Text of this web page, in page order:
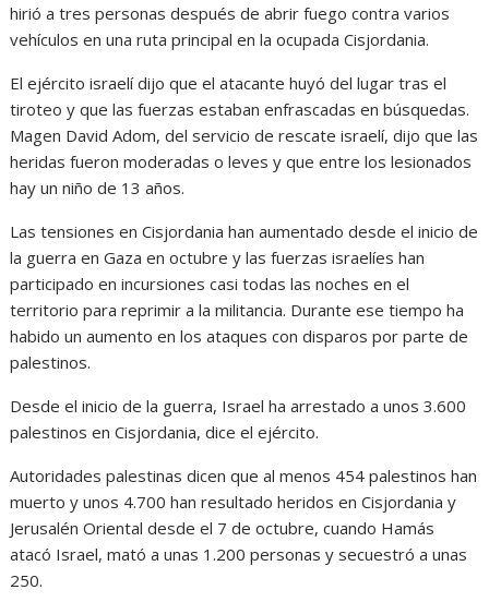
hirió a tres personas después de abrir fuego contra varios
vehículos en una ruta principal en la ocupada Cisjordania.
El ejército israelí dijo que el atacante huyó del lugar tras el
tiroteo y que las fuerzas estaban enfrascadas en búsquedas.
Magen David Adom, del servicio de rescate israelí, dijo que las
heridas fueron moderadas o leves y que entre los lesionados
hay un niño de 13 años.
Las tensiones en Cisjordania han aumentado desde el inicio de
la guerra en Gaza en octubre y las fuerzas israelíes han
participado en incursiones casi todas las noches en el
territorio para reprimir a la militancia. Durante ese tiempo ha
habido un aumento en los ataques con disparos por parte de
palestinos.
Desde el inicio de la guerra, Israel ha arrestado a unos 3.600
palestinos en Cisjordania, dice el ejército.
Autoridades palestinas dicen que al menos 454 palestinos han
muerto y unos 4.700 han resultado heridos en Cisjordania y
Jerusalén Oriental desde el 7 de octubre, cuando Hamás
atacó Israel, mató a unas 1.200 personas y secuestró a unas
250.